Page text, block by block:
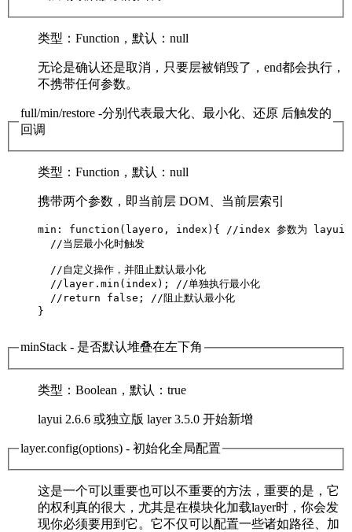
类型 ：Function， 默认 ：null
无论是确认还是取消，只要层被销毁了，end都会执行，
不携带任何参数。
full/min/restore -分别代表最大化、最小化、还原 后触发的
回调
类型 ：Function， 默认 ：null
携带两个参数，即当前层 DOM、当前层索引
min: function(layero, index){ //index 参数为 layui
  //当层最小化时触发
  //自定义操作，并阻止默认最小化
  //layer.min(index); //单独执行最小化
  //return false; //阻止默认最小化
}
minStack - 是否默认堆叠在左下角
类型 ：Boolean， 默认 ：true
layui 2.6.6 或独立版 layer 3.5.0 开始新增
layer.config(options) - 初始化全局配置
这是一个可以重要也可以不重要的方法，重要的是，它
的权利真的很大，尤其是在模块化加载layer时，你会发
现你必须要用到它。它不仅可以配置一些诸如路径、加